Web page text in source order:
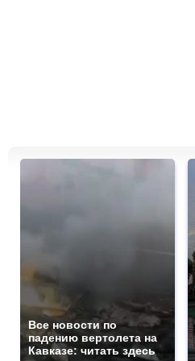
Все новости по
падению вертолета на
Кавказе: читать здесь